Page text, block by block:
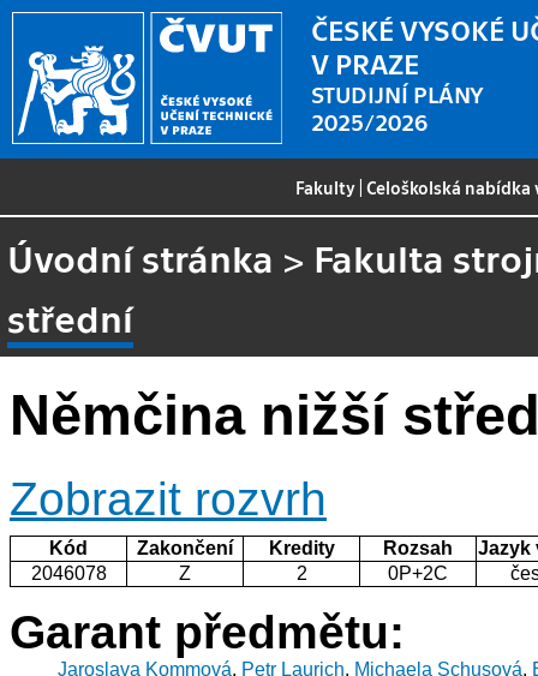
ČESKÉ VYSOKÉ
V PRAZE
STUDIJNÍ PLÁNY
2025/2026
Fakulty |Celoškolská
Úvodní stránka > Fakulta
střední
Němčina nižší
Zobrazit rozvrh
Kód Zakončení Kredity Rozsah
Jazyk
2046078
Z 2 0P+2C
Garant předmětu:
Jaroslava Kommová, Petr Laurich, Michaela Schusová,